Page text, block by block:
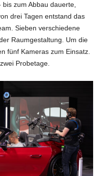
zum Abbau dauerte,
drei Tagen entstand das
Sieben verschiedene
Raumgestaltung. Um die
fünf Kameras zum Einsatz.
Probetage.